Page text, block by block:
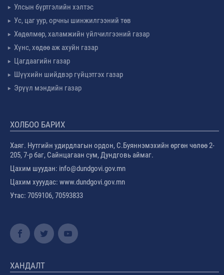
Улсын бүртгэлийн хэлтэс
Ус, цаг уур, орчны шинжилгээний төв
Хөдөлмөр, халамжийн үйлчилгээний газар
Хүнс, хөдөө аж ахуйн газар
Цагдаагийн газар
Шүүхийн шийдвэр гүйцэтгэх газар
Эрүүл мэндийн газар
ХОЛБОО БАРИХ
Хаяг. Нутгийн удирдлагын ордон, С.Буяннэмэхийн өргөн чөлөө 2-
205, 7-р баг, Сайнцагаан сум, Дундговь аймаг.
Цахим шуудан: info@dundgovi.gov.mn
Цахим хууудас: www.dundgovi.gov.mn
Утас: 7059106, 70593833
ХАНДАЛТ